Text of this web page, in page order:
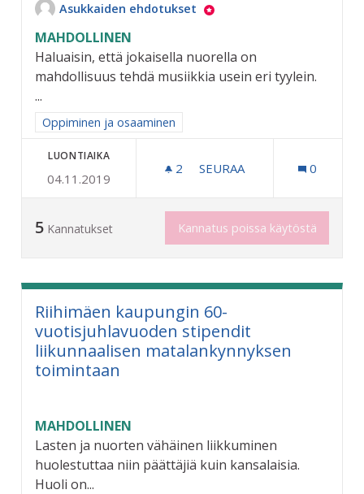
Asukkaiden ehdotukset
MAHDOLLINEN
Haluaisin, että jokaisella nuorella on
mahdollisuus tehdä musiikkia usein eri tyylein.
...
Rajaa tulokset aihepiirin mukaan: Oppiminen ja osaaminen
Oppiminen ja osaaminen
LUONTIAIKA
04.11.2019
2 2 SEURAAJAA
SEURAA 0
5 Kannatukset Kannatus poissa käytöstä
Riihimäen kaupungin 60-
vuotisjuhlavuoden stipendit
liikunnaalisen matalankynnyksen
toimintaan
MAHDOLLINEN
Lasten ja nuorten vähäinen liikkuminen
huolestuttaa niin päättäjiä kuin kansalaisia.
Huoli on...